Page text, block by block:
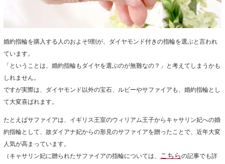
婚約指輪を購入する人のおよそ9割が、ダイヤモンド付きの指輪を選ぶと言われ
ています。
「ということは、婚約指輪もダイヤを選ぶのが無難なの？」と考えてしまうかも
しれません。
ですが実際は、ダイヤモンド以外の宝石、ルビーやサファイアも、婚約指輪とし
て大変喜ばれます。
たとえばサファイアは、イギリス王室のウィリアム王子からキャサリン妃への婚
約指輪として、故ダイアナ妃からの形見のサファイアを贈ったことで、近年大変
人気が高まっています。
（キャサリン妃に贈られたサファイアの指輪については、 こちらの記事でも詳